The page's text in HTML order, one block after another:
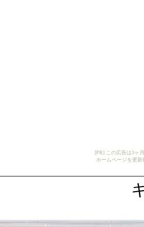
[PR] この広告は3ヶ
ホームページを更